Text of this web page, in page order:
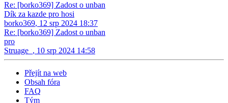
Re: [borko369] Zadost o unban
Dík za kazde pro hosi
borko369, 12 srp 2024 18:37
Re: [borko369] Zadost o unban
pro
Struage_ , 10 srp 2024 14:58
Přejít na web
Obsah fóra
FAQ
Tým